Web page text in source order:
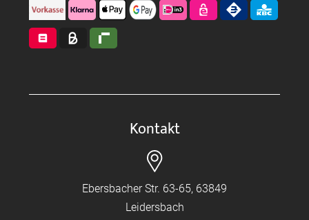
Kontakt
Ebersbacher Str. 63-65, 63849
Leidersbach